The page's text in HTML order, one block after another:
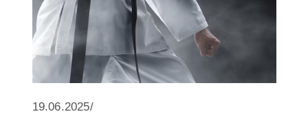
19.06.2025/